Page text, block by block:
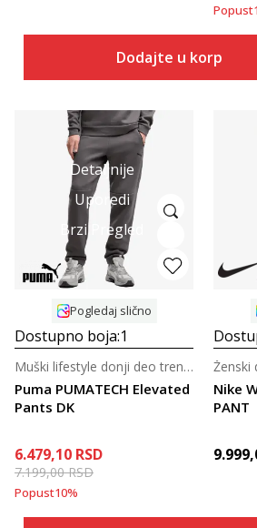
Dodajte u korpu
Popust
Detaljnije
Uporedi
Brzi Pregled
Pogledaj slično
Dostupno boja:1
Puma PUMATECH Elevated
Pants DK
Muški lifestyle donji deo trenerke
6.479,10 RSD
7.199,00RSD
Popust10%
Nike
PANT